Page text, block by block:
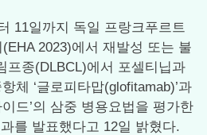
11일까지 독일 프랑크푸르트
2023)에서 재발성 또는 불
프종(DLBCL)에서 포셀티닙과
체 ‘글로피타맙(glofitamab)’과
드’의 삼중 병용요법을 평가한
를 발표했다고 12일 밝혔다.